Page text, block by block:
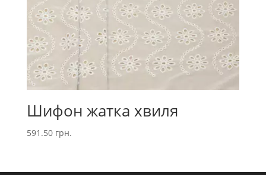
Шифон жатка хвиля
591.50 грн.